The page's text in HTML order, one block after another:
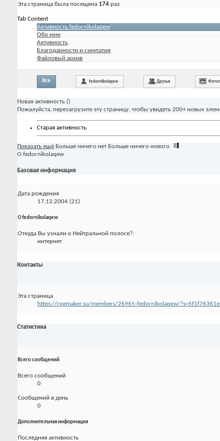
Эта страница была посещена 174 раз
Tab Content
Активность fedornikolaqew
Обо мне
Активность
Благодарности и симпатия
Файловый архив
Все fedornikolaqew Друзья
Новая активность ()
Пожалуйста, перезагрузите эту страницу, чтобы увидеть 200+ новых
Старая активность
Показать ещё Больше ничего нет Больше ничего нового
О fedornikolaqew
Базовая информация
Дата рождения
17.12.2004 (21)
О fedornikolaqew
Откуда Вы узнали о Нейтральной полосе?:
интернет
Контакты
Эта страница
https://rpgmaker.su/members/26965-fedornikolaqew/
Статистика
Всего сообщений
Всего сообщений
0
Сообщений в день
0
Дополнительная информация
Последняя активность